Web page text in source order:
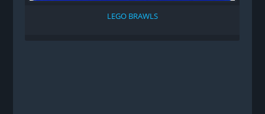
LEGO BRAWLS